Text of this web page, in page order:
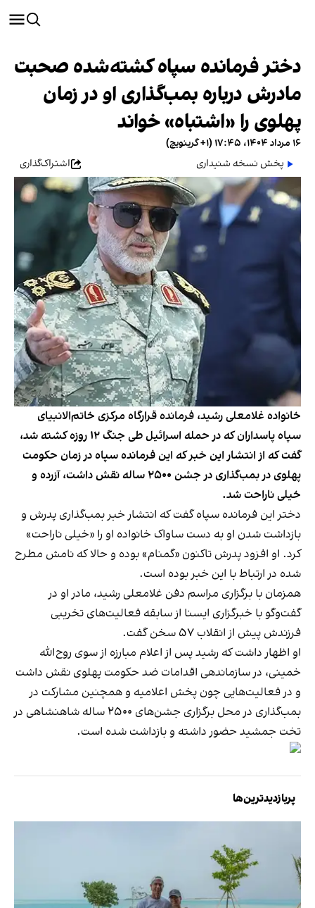
دختر فرمانده سپاه کشته‌شده صحبت
مادرش درباره بمب‌گذاری او در زمان
پهلوی را «اشتباه» خواند
۱۶ مرداد ۱۴۰۴، ۱۷:۴۵ (‎+۱ گرینویچ)
پخش نسخه شنیداری
اشتراک‌گذاری
خانواده غلامعلی رشید، فرمانده قرارگاه مرکزی خاتم‌الانبیای
سپاه پاسداران که در حمله اسرائیل طی جنگ ۱۲ روزه کشته شد،
گفت که از انتشار این خبر که این فرمانده سپاه در زمان حکومت
پهلوی در بمب‌گذاری در جشن ۲۵۰۰ ساله نقش داشت، آزرده و
خیلی ناراحت شد.
دختر این فرمانده سپاه گفت که انتشار خبر بمب‌گذاری پدرش و
بازداشت شدن او به دست ساواک خانواده او را «خیلی ناراحت»
کرد. او افزود پدرش تاکنون «گمنام» بوده و حالا که نامش مطرح
شده در ارتباط با این خبر بوده است.
همزمان با برگزاری مراسم دفن غلامعلی رشید، مادر او در
گفت‌وگو با خبرگزاری ایسنا از سابقه فعالیت‌های تخریبی
فرزندش پیش از انقلاب ۵۷ سخن گفت.
او اظهار داشت که رشید پس از اعلام مبارزه از سوی روح‌الله
خمینی، در سازماندهی اقدامات ضد حکومت پهلوی نقش داشت
و در فعالیت‌هایی چون پخش اعلامیه و همچنین مشارکت در
بمب‌گذاری در محل برگزاری جشن‌های ۲۵۰۰ ساله شاهنشاهی در
تخت جمشید حضور داشته و بازداشت شده است.
پربازدیدترین‌ها